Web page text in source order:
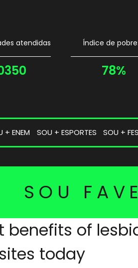
atendidas Índice de
78%
+ ENEM SOU + ESPORTES SOU +
SOU
benefits of
today